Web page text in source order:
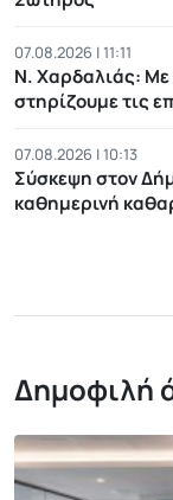
07.08.2026 | 11:11
Ν. Χαρδαλιάς: Με
στηρίζουμε τις
07.08.2026 | 10:13
Σύσκεψη στον
καθημερινή
Δημοφιλή